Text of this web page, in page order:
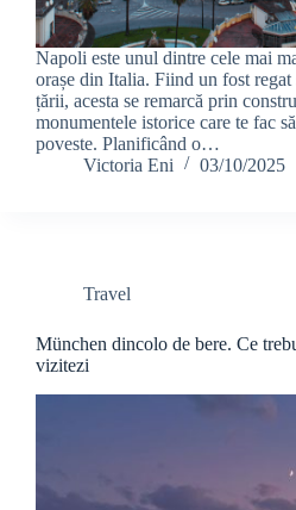
Napoli este unul dintre cele mai
orașe din Italia. Fiind un fost regat
țării, acesta se remarcă prin
monumentele istorice care te fac
poveste. Planificând o…
Victoria Eni
03/10/2025
Travel
München dincolo de bere. Ce
vizitezi